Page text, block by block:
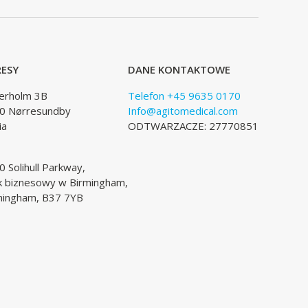
3B
Nørresundby
Solihull Parkway,
biznesowy w Birmingham,
B37 7YB
DANE KONTAKTOWE
Telefon +45 9635 0170
Info@agitomedical.com
ODTWARZACZE: 27770851